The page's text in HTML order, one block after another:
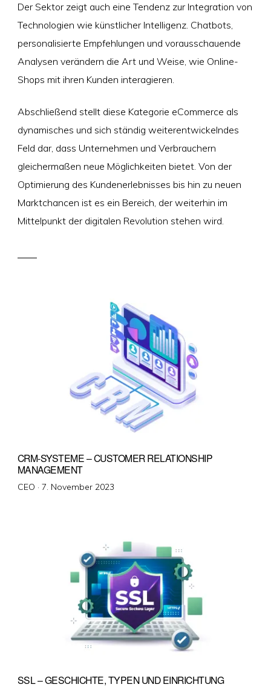
Der Sektor zeigt auch eine Tendenz zur Integration von
Technologien wie künstlicher Intelligenz. Chatbots,
personalisierte Empfehlungen und vorausschauende
Analysen verändern die Art und Weise, wie Online-
Shops mit ihren Kunden interagieren.
Abschließend stellt diese Kategorie eCommerce als
dynamisches und sich ständig weiterentwickelndes
Feld dar, dass Unternehmen und Verbrauchern
gleichermaßen neue Möglichkeiten bietet. Von der
Optimierung des Kundenerlebnisses bis hin zu neuen
Marktchancen ist es ein Bereich, der weiterhin im
Mittelpunkt der digitalen Revolution stehen wird.
CRM-SYSTEME – CUSTOMER RELATIONSHIP
MANAGEMENT
CEO · Veröffentlicht
7. November 2023
SSL – GESCHICHTE, TYPEN UND EINRICHTUNG